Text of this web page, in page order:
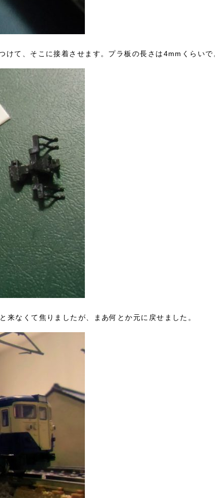
けて、そこに接着させます。プラ板の長さは4mmくらいで
なくて焦りましたが、まあ何とか元に戻せました。